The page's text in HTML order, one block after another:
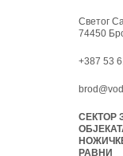
Светог
74450
+387 53
СЕКТОР
РАВНИ